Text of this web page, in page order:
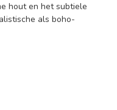
hout en het subtiele
als boho-